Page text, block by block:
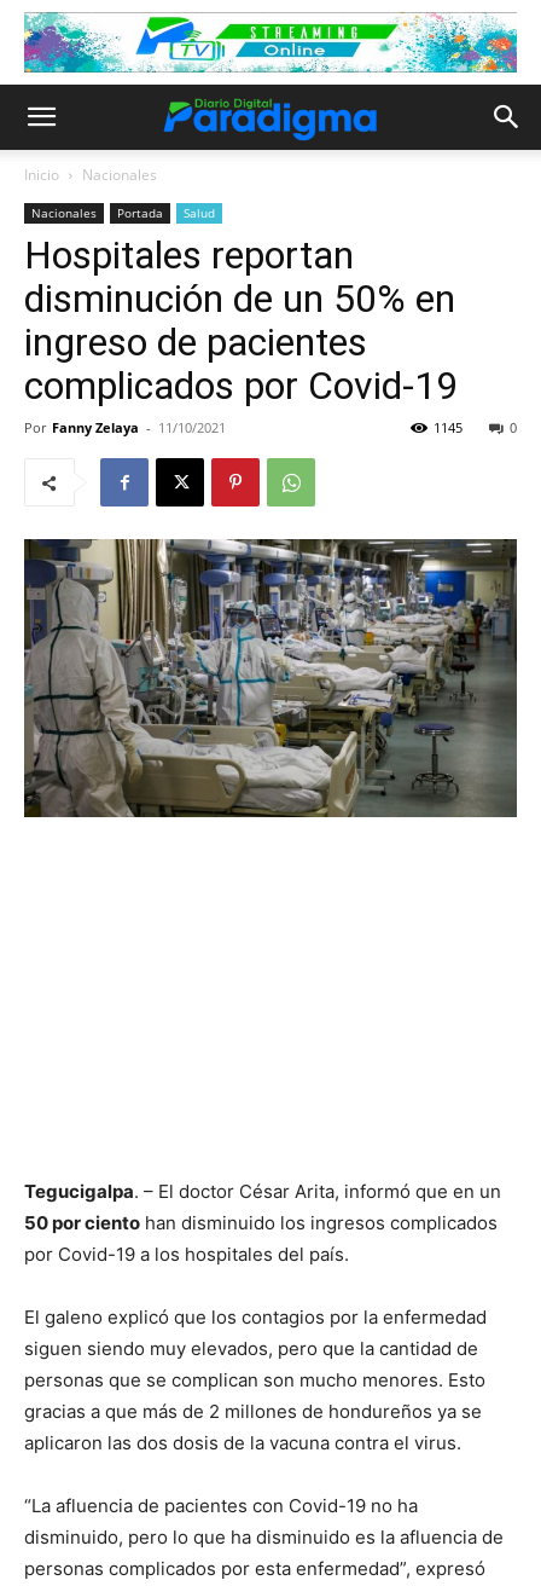
Inicio Nacionales
Nacionales Portada Salud
Hospitales reportan
disminución de un 50% en
ingreso de pacientes
complicados por Covid-19
Por Fanny Zelaya - 11/10/2021 0
1145
Tegucigalpa. – El doctor César Arita, informó que en un
50 por ciento han disminuido los ingresos complicados
por Covid-19 a los hospitales del país.
El galeno explicó que los contagios por la enfermedad
siguen siendo muy elevados, pero que la cantidad de
personas que se complican son mucho menores. Esto
gracias a que más de 2 millones de hondureños ya se
aplicaron las dos dosis de la vacuna contra el virus.
“La afluencia de pacientes con Covid-19 no ha
disminuido, pero lo que ha disminuido es la afluencia de
personas complicados por esta enfermedad”, expresó